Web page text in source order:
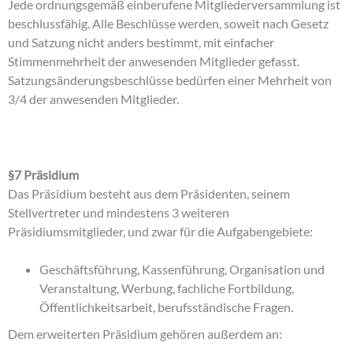
Jede ordnungsgemäß einberufene Mitgliederversammlung ist
beschlussfähig. Alle Beschlüsse werden, soweit nach Gesetz
und Satzung nicht anders bestimmt, mit einfacher
Stimmenmehrheit der anwesenden Mitglieder gefasst.
Satzungsänderungsbeschlüsse bedürfen einer Mehrheit von
3/4 der anwesenden Mitglieder.
§7 Präsidium
Das Präsidium besteht aus dem Präsidenten, seinem
Stellvertreter und mindestens 3 weiteren
Präsidiumsmitglieder, und zwar für die Aufgabengebiete:
Geschäftsführung, Kassenführung, Organisation und
Veranstaltung, Werbung, fachliche Fortbildung,
Öffentlichkeitsarbeit, berufsständische Fragen.
Dem erweiterten Präsidium gehören außerdem an: